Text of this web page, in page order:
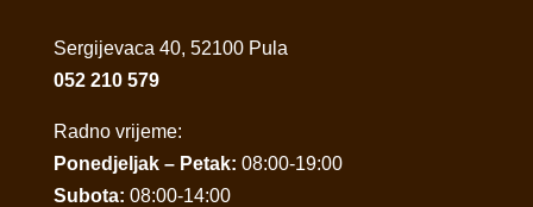
Sergijevaca 40, 52100 Pula
052 210 579
Radno vrijeme:
Ponedjeljak – Petak: 08:00-19:00
Subota: 08:00-14:00